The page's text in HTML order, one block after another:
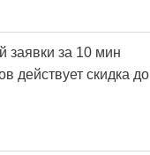
заявки за 10 мин
действует скидка до